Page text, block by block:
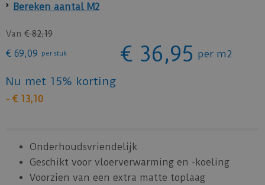
Bereken aantal M2
Van € 82,19
€ 69,09 per stuk € 36,95 per m2
Nu met 15% korting
- € 13,10
Onderhoudsvriendelijk
Geschikt voor vloerverwarming en -koeling
Voorzien van een extra matte toplaag